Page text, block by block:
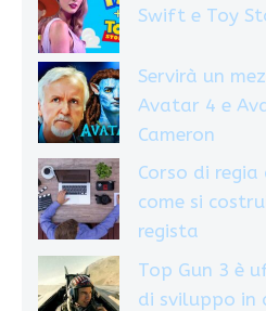
Swift e Toy
Servirà un
Avatar 4 e
Cameron
Corso di
come si
regista
Top Gun 3 è
di sviluppo in